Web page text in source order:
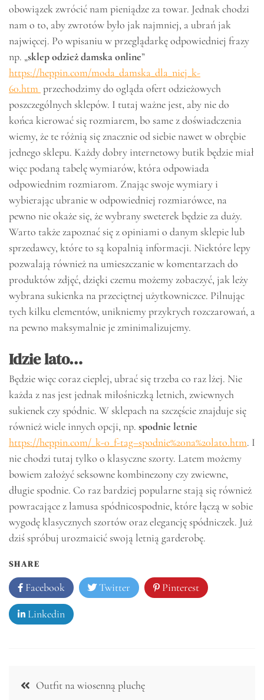
obowiązek zwrócić nam pieniądze za towar. Jednak chodzi
nam o to, aby zwrotów było jak najmniej, a ubrań jak
najwięcej. Po wpisaniu w przeglądarkę odpowiedniej frazy
np. „sklep odzież damska online”
https://heppin.com/moda_damska_dla_niej_k-
60.htm przechodzimy do ogląda ofert odzieżowych
poszczególnych sklepów. I tutaj ważne jest, aby nie do
końca kierować się rozmiarem, bo same z doświadczenia
wiemy, że te różnią się znacznie od siebie nawet w obrębie
jednego sklepu. Każdy dobry internetowy butik będzie miał
więc podaną tabelę wymiarów, która odpowiada
odpowiednim rozmiarom. Znając swoje wymiary i
wybierając ubranie w odpowiedniej rozmiarówce, na
pewno nie okaże się, że wybrany sweterek będzie za duży.
Warto także zapoznać się z opiniami o danym sklepie lub
sprzedawcy, które to są kopalnią informacji. Niektóre lepy
pozwalają również na umieszczanie w komentarzach do
produktów zdjęć, dzięki czemu możemy zobaczyć, jak leży
wybrana sukienka na przeciętnej użytkowniczce. Pilnując
tych kilku elementów, unikniemy przykrych rozczarowań, a
na pewno maksymalnie je zminimalizujemy.
Idzie lato…
Będzie więc coraz cieplej, ubrać się trzeba co raz lżej. Nie
każda z nas jest jednak miłośniczką letnich, zwiewnych
sukienek czy spódnic. W sklepach na szczęście znajduje się
również wiele innych opcji, np. spodnie letnie
https://heppin.com/_k-0_f-tag–spodnie%20na%20lato.htm. I
nie chodzi tutaj tylko o klasyczne szorty. Latem możemy
bowiem założyć seksowne kombinezony czy zwiewne,
długie spodnie. Co raz bardziej popularne stają się również
powracające z lamusa spódnicospodnie, które łączą w sobie
wygodę klasycznych szortów oraz elegancję spódniczek. Już
dziś spróbuj urozmaicić swoją letnią garderobę.
SHARE
Facebook Twitter Pinterest
Linkedin
Nawigacja
Outfit na wiosenną pluchę